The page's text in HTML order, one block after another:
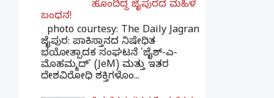
ಹೊಂದಿದ್ದ ಜೈಪುರದ ಮಹಿಳೆ
ಬಂಧನ!
photo courtesy: The Daily Jagran
ಜೈಪುರ: ಪಾಕಿಸ್ತಾನದ ನಿಷೇಧಿತ
ಭಯೋತ್ಪಾದಕ ಸಂಘಟನೆ 'ಜೈಶ್-ಎ-
ಮೊಹಮ್ಮದ್' (JeM) ಮತ್ತು ಇತರ
ದೇಶವಿರೋಧಿ ಶಕ್ತಿಗಳೊಂ...